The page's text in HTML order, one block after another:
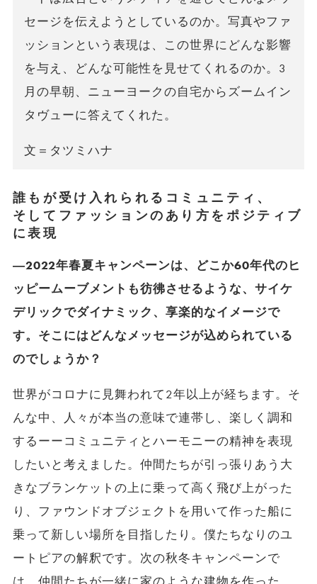
セージを伝えようとしているのか。写真やファ
ッションという表現は、この世界にどんな影響
を与え、どんな可能性を見せてくれるのか。3
月の早朝、ニューヨークの自宅からズームイン
タヴューに答えてくれた。
文＝タツミハナ
誰もが受け入れられるコミュニティ、
そしてファッションのあり方をポジティブ
に表現
―2022年春夏キャンペーンは、どこか60年代のヒ
ッピームーブメントも彷彿させるような、サイケ
デリックでダイナミック、享楽的なイメージで
す。そこにはどんなメッセージが込められている
のでしょうか？
世界がコロナに見舞われて2年以上が経ちます。そ
んな中、人々が本当の意味で連帯し、楽しく調和
するーーコミュニティとハーモニーの精神を表現
したいと考えました。仲間たちが引っ張りあう大
きなブランケットの上に乗って高く飛び上がった
り、ファウンドオブジェクトを用いて作った船に
乗って新しい場所を目指したり。僕たちなりのユ
ートピアの解釈です。次の秋冬キャンペーンで